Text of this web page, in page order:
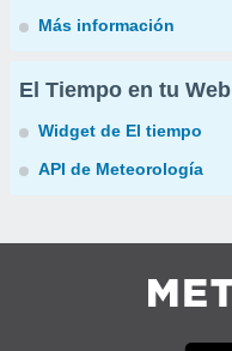
Más información
El Tiempo en tu Web
Widget de El tiempo
API de Meteorología